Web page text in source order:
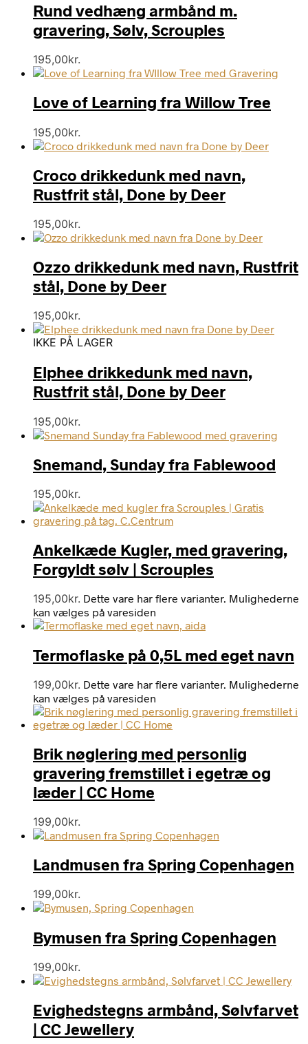
Rund vedhæng armbånd m.
gravering, Sølv, Scrouples
195,00kr.
Love of Learning fra Willow Tree
195,00kr.
Croco drikkedunk med navn,
Rustfrit stål, Done by Deer
195,00kr.
Ozzo drikkedunk med navn, Rustfrit
stål, Done by Deer
195,00kr.
IKKE PÅ LAGER
Elphee drikkedunk med navn,
Rustfrit stål, Done by Deer
195,00kr.
Snemand, Sunday fra Fablewood
195,00kr.
Ankelkæde Kugler, med gravering,
Forgyldt sølv | Scrouples
195,00kr. Dette vare har flere varianter. Mulighederne
kan vælges på varesiden
Termoflaske på 0,5L med eget navn
199,00kr. Dette vare har flere varianter. Mulighederne
kan vælges på varesiden
Brik nøglering med personlig
gravering fremstillet i egetræ og
læder | CC Home
199,00kr.
Landmusen fra Spring Copenhagen
199,00kr.
Bymusen fra Spring Copenhagen
199,00kr.
Evighedstegns armbånd, Sølvfarvet
| CC Jewellery